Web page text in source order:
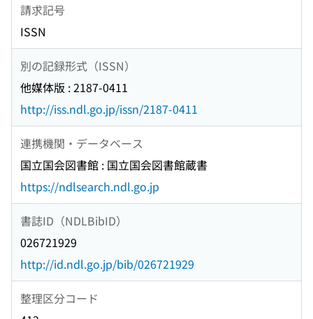
請求記号
ISSN
別の記録形式（ISSN）
他媒体版 : 2187-0411
http://iss.ndl.go.jp/issn/2187-0411
連携機関・データベース
国立国会図書館 : 国立国会図書館蔵書
https://ndlsearch.ndl.go.jp
書誌ID（NDLBibID）
026721929
http://id.ndl.go.jp/bib/026721929
整理区分コード